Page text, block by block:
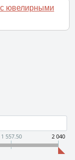
ювелирными
1 557.50 2 040